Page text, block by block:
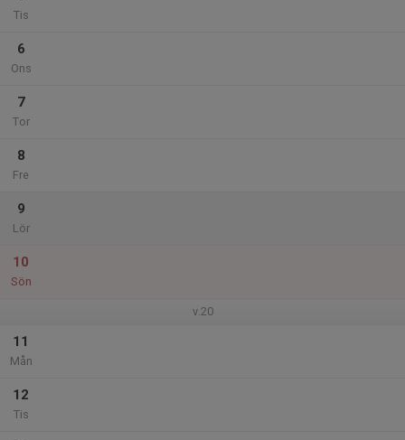
Tis
6
Ons
7
Tor
8
Fre
9
Lör
10
Sön
v.20
11
Mån
12
Tis